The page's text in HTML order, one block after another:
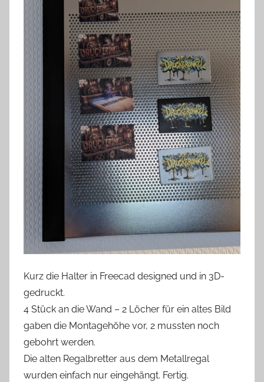
Kurz die Halter in Freecad designed und in 3D-
gedruckt.
4 Stück an die Wand – 2 Löcher für ein altes Bild
gaben die Montagehöhe vor, 2 mussten noch
gebohrt werden.
Die alten Regalbretter aus dem Metallregal
wurden einfach nur eingehängt. Fertig.